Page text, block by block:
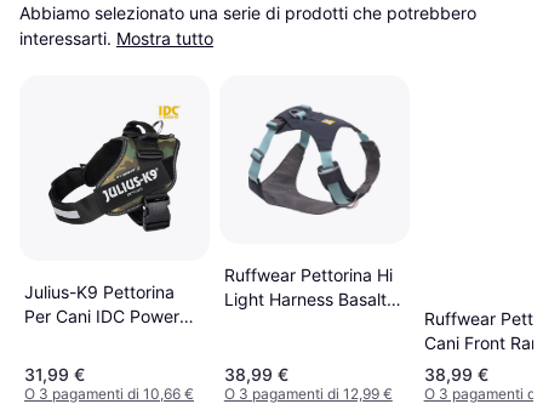
Abbiamo selezionato una serie di prodotti che potrebbero
interessarti. Mostra tutto
Julius-K9 Pettorina
Per Cani IDC Power
(Circonferenza 71-96
cm Peso 28-40 Kg)
31,99 €
O 3 pagamenti di 10,66 €
Ruffwear Pettorina Hi
Light Harness Basalt
38,99 €
O 3 pagamenti di 12,99 €
Ruffwear
Cani Front
38,99 €
O 3 pagamenti di